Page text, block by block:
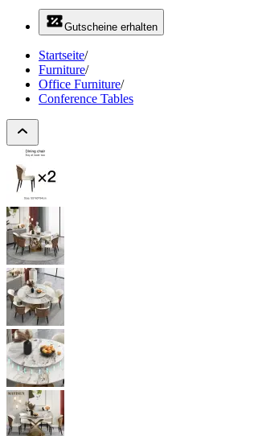
Gutscheine erhalten
Startseite/
Furniture/
Office Furniture/
Conference Tables